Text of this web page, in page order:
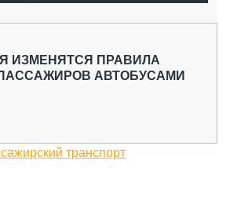
ИЗМЕНЯТСЯ ПРАВИЛА
АВТОБУСАМИ